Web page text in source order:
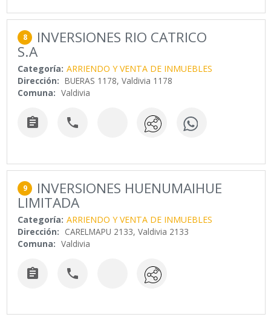
8 INVERSIONES RIO CATRICO
S.A
Categoría: ARRIENDO Y VENTA DE INMUEBLES
Dirección: BUERAS 1178, Valdivia 1178
Comuna: Valdivia
 
9 INVERSIONES HUENUMAIHUE
LIMITADA
Categoría: ARRIENDO Y VENTA DE INMUEBLES
Dirección: CARELMAPU 2133, Valdivia 2133
Comuna: Valdivia
 